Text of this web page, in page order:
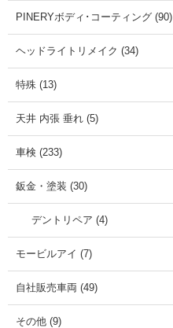
PINERYボディ･コーティング (90)
ヘッドライトリメイク (34)
特殊 (13)
天井 内張 垂れ (5)
車検 (233)
鈑金・塗装 (30)
デントリペア (4)
モービルアイ (7)
自社販売車両 (49)
その他 (9)